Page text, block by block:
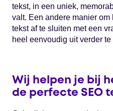
tekst, in een uniek,
valt. Een andere manier
tekst af te sluiten met een
heel eenvoudig uit verder
Wij helpen je bij
de perfecte SEO